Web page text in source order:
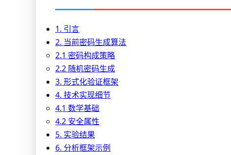
1. 引言
2. 当前密码生成算法
2.1 密码构成策略
2.2 随机密码生成
3. 形式化验证框架
4. 技术实现细节
4.1 数学基础
4.2 安全属性
5. 实验结果
6. 分析框架示例